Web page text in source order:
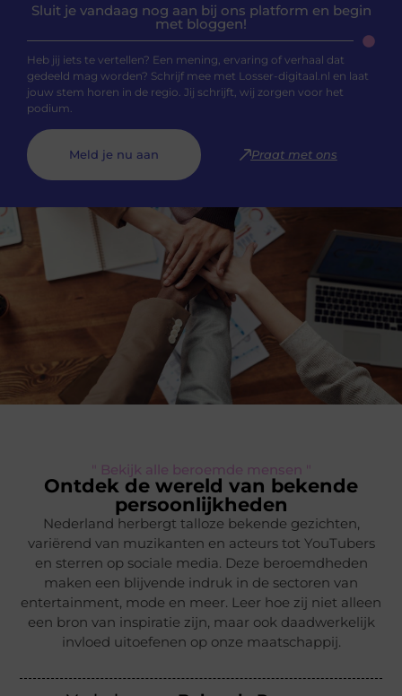
Sluit je vandaag nog aan bij ons platform en begin
met bloggen!
Heb jij iets te vertellen? Een mening, ervaring of verhaal dat
gedeeld mag worden? Schrijf mee met Losser-digitaal.nl en laat
jouw stem horen in de regio. Jij schrijft, wij zorgen voor het
podium.
Meld je nu aan Praat met ons
" Bekijk alle beroemde mensen "
Ontdek de wereld van bekende
persoonlijkheden
Nederland herbergt talloze bekende gezichten,
variërend van muzikanten en acteurs tot YouTubers
en sterren op sociale media. Deze beroemdheden
maken een blijvende indruk in de sectoren van
entertainment, mode en meer. Leer hoe zij niet alleen
een bron van inspiratie zijn, maar ook daadwerkelijk
invloed uitoefenen op onze maatschappij.